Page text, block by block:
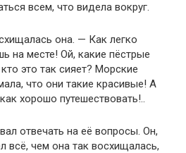
всем, что видела вокруг.
она. — Как легко
на месте! Ой, какие пёстрые
это так сияет? Морские
что они такие красивые! А
хорошо путешествовать!..
отвечать на её вопросы. Он,
всё, чем она так восхищалась,